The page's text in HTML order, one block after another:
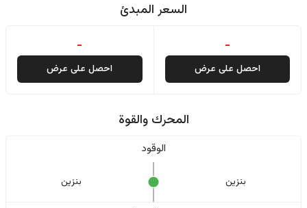
السعر المبدئ
-
احصل على عرض
-
احصل على عرض
المحرك والقوة
الوقود
بنزين بنزين